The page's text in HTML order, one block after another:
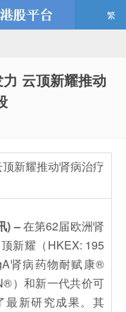
繁
云顶新耀推动
新耀推动肾病治疗
) –在第62届欧洲肾
新耀（HKEX: 195
肾病药物耐赋康®
）和新一代共价可
最新研究成果。其